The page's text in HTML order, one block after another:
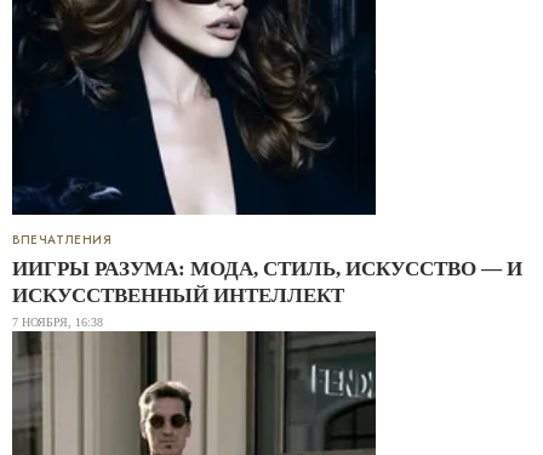
ВПЕЧАТЛЕНИЯ
ИИГРЫ РАЗУМА: МОДА, СТИЛЬ, ИСКУССТВО — И
ИСКУССТВЕННЫЙ ИНТЕЛЛЕКТ
7 НОЯБРЯ, 16:38